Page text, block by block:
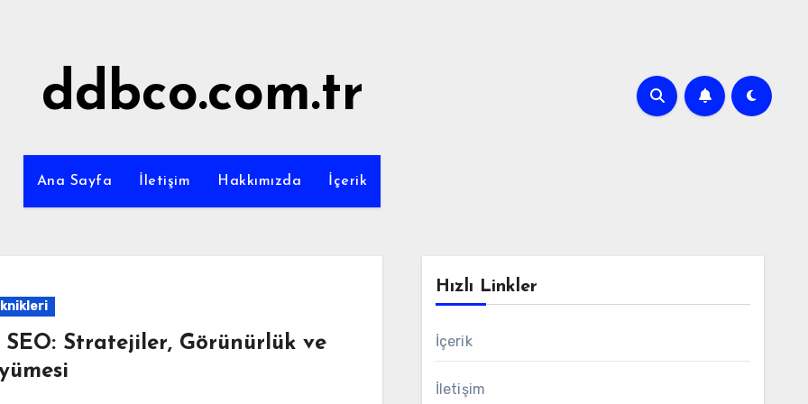
ddbco.com.tr
Ana Sayfa İletişim Hakkımızda İçerik
SEO: Stratejiler, Görünürlük ve
Hızlı Linkler
İçerik
İletişim